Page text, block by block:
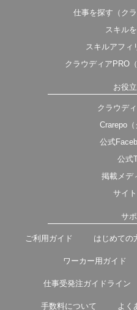
仕事を探す（ク
スキル
スキルアフィ
クラウディアPRO
お役
クラウデ
Crarepo（
公式
公式
掲載メデ
サイ
サ
ご利用ガイド はじめての
ワーカー用ガイド
仕事受発注ガイドライン
手数料について よく